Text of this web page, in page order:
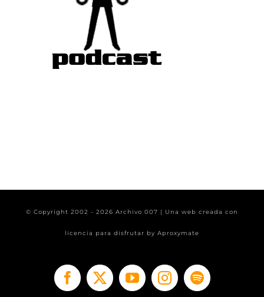
© Copyright 2002 - 2026 Archivo 007 | Una web creada con
licencia para disfrutar by Aproxymate
Facebook
X YouTubeInstagramSpotify